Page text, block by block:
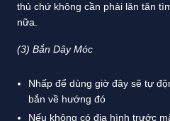
thủ chứ không cần phải lăn tăn
nữa.
(3) Bắn Dây Móc
Nhấp để dùng giờ đây sẽ tự
bắn về hướng đó
Nếu không có địa hình trước